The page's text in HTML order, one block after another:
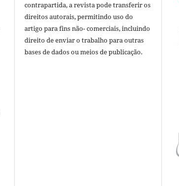
contrapartida, a revista pode transferir os
direitos autorais, permitindo uso do
artigo para fins não- comerciais, incluindo
direito de enviar o trabalho para outras
bases de dados ou meios de publicação.